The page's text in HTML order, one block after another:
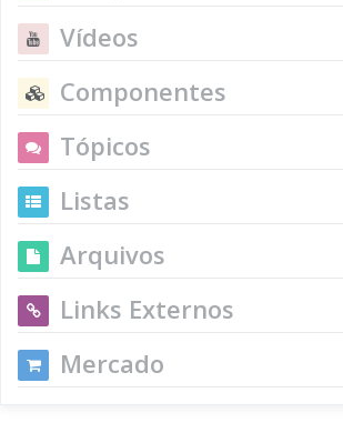
Vídeos
Componentes
Tópicos
Listas
Arquivos
Links Externos
Mercado